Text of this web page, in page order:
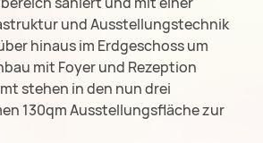
und Ausstellungstechnik
hinaus im Erdgeschoss um
mit Foyer und Rezeption
stehen in den nun drei
130qm Ausstellungsfläche zur